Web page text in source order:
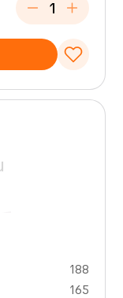
188
165